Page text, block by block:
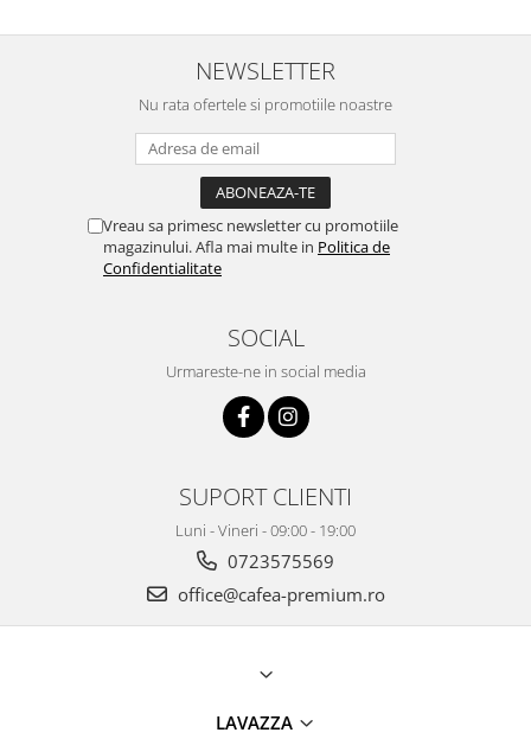
NEWSLETTER
Nu rata ofertele si promotiile noastre
Vreau sa primesc newsletter cu promotiile
magazinului. Afla mai multe in Politica de
Confidentialitate
SOCIAL
Urmareste-ne in social media
SUPORT CLIENTI
Luni - Vineri - 09:00 - 19:00
0723575569
office@cafea-premium.ro
LAVAZZA